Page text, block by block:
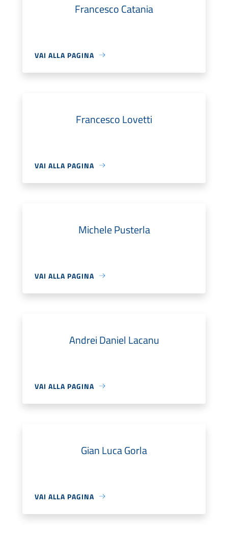
Francesco Catania
VAI ALLA PAGINA
Francesco Lovetti
VAI ALLA PAGINA
Michele Pusterla
VAI ALLA PAGINA
Andrei Daniel Lacanu
VAI ALLA PAGINA
Gian Luca Gorla
VAI ALLA PAGINA